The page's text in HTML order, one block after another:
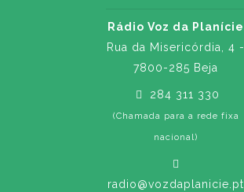
Rádio Voz da Planície
Rua da Misericórdia, 4 -
7800-285 Beja
284 311 330
(Chamada para a rede fixa
nacional)
radio@vozdaplanicie.pt